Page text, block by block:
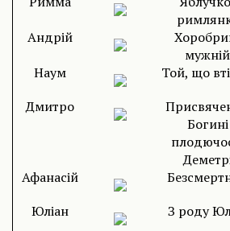
Андрій
мужній
Наум
Той, що
Дмитро
Богині
Афанасій
Юліан
З роду